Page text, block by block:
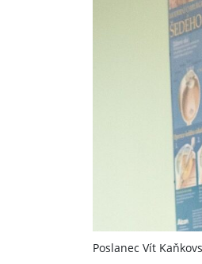
Poslanec Vít